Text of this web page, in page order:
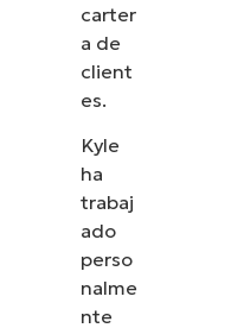
carter
a de
client
es.
Kyle
ha
trabaj
ado
perso
nalme
nte